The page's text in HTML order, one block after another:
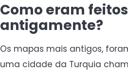
Como eram
antigamente?
Os mapas mais antigos,
uma cidade da Turquia